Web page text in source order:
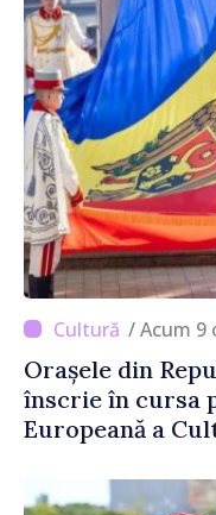
/ Acum 9
Orașele din
înscrie în cursa
Europeană a